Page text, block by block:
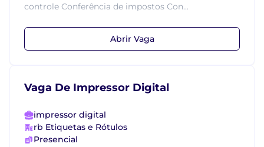
controle Conferência de impostos Con...
Abrir Vaga
Vaga De Impressor Digital
impressor digital
rb Etiquetas e Rótulos
Presencial